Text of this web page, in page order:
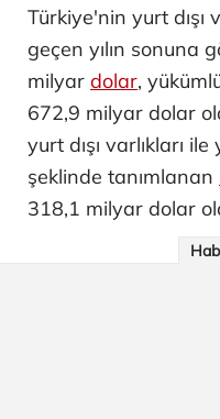
Türkiye'nin yurt dışı
geçen yılın sonuna
milyar dolar,
672,9 milyar dolar
yurt dışı varlıkları
şeklinde tanımlanan
318,1 milyar dolar